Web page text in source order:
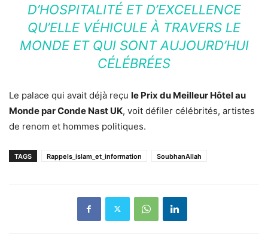
D’HOSPITALITÉ ET D’EXCELLENCE
QU’ELLE VÉHICULE À TRAVERS LE
MONDE ET QUI SONT AUJOURD’HUI
CÉLÉBRÉES
Le palace qui avait déjà reçu le Prix du Meilleur Hôtel au
Monde par Conde Nast UK, voit défiler célébrités, artistes
de renom et hommes politiques.
TAGS Rappels_islam_et_information SoubhanAllah